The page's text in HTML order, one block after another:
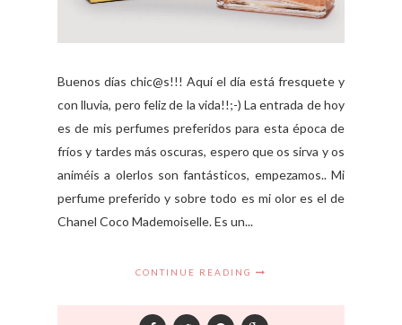
Buenos días chic@s!!! Aquí el día está fresquete y
con lluvia, pero feliz de la vida!!;-) La entrada de hoy
es de mis perfumes preferidos para esta época de
fríos y tardes más oscuras, espero que os sirva y os
animéis a olerlos son fantásticos, empezamos.. Mi
perfume preferido y sobre todo es mi olor es el de
Chanel Coco Mademoiselle. Es un...
CONTINUE READING